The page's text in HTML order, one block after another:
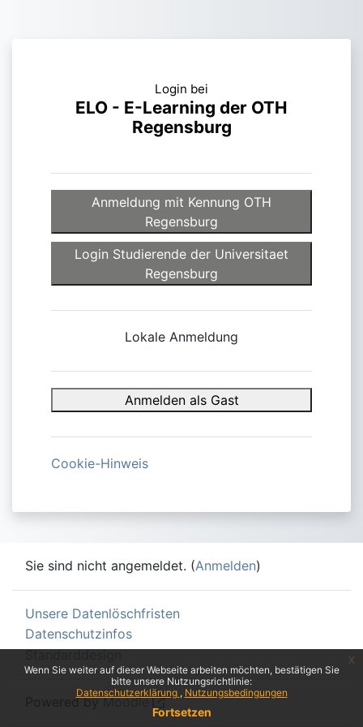
Wenn Sie weiter auf dieser Webseite arbeiten möchten, bestätigen Sie
bitte unsere Nutzungsrichtlinie:
Datenschutzerklärung
Nutzungsbedingungen
Fortsetzen
x
Login bei
ELO - E-Learning der OTH
Regensburg
Login bei ELO - E-
Anmeldung mit Kennung OTH
Regensburg
Login Studierende der Universitaet
Regensburg
Lokale Anmeldung
Anmeldename
Kennwort
Anmelden als Gast
Cookie-Hinweis
Sie sind nicht angemeldet. (Anmelden)
Unsere Datenlöschfristen
Datenschutzinfos
Standarddesign
Powered byMoodle